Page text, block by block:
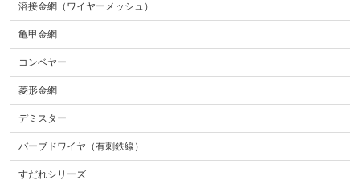
溶接金網（ワイヤーメッシュ）
亀甲金網
コンベヤー
菱形金網
デミスター
バーブドワイヤ（有刺鉄線）
すだれシリーズ